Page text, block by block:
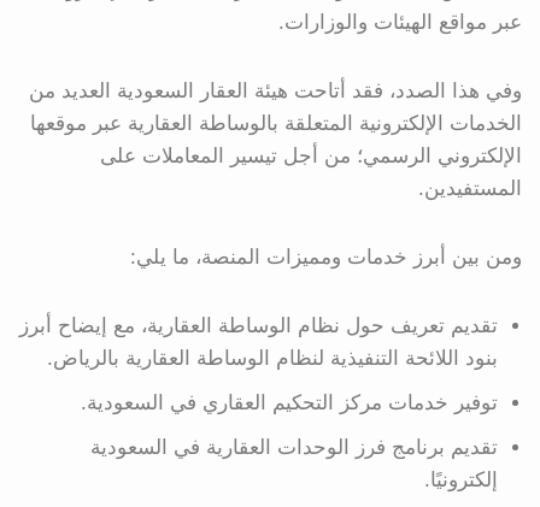
عبر مواقع الهيئات والوزارات.
وفي هذا الصدد، فقد أتاحت هيئة العقار السعودية العديد من
الخدمات الإلكترونية المتعلقة بالوساطة العقارية عبر موقعها
الإلكتروني الرسمي؛ من أجل تيسير المعاملات على
المستفيدين.
ومن بين أبرز خدمات ومميزات المنصة، ما يلي:
تقديم تعريف حول نظام الوساطة العقارية، مع إيضاح أبرز
بنود اللائحة التنفيذية لنظام الوساطة العقارية بالرياض.
توفير خدمات مركز التحكيم العقاري في السعودية.
تقديم برنامج فرز الوحدات العقارية في السعودية
إلكترونيًا.